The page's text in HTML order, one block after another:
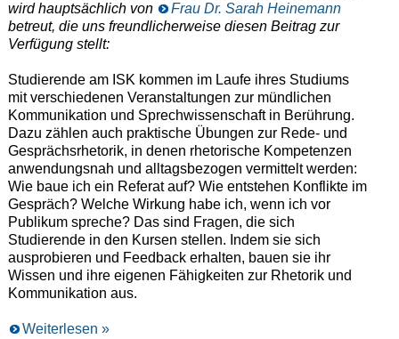
wird hauptsächlich von
Frau Dr. Sarah Heinemann
betreut, die uns freundlicherweise diesen Beitrag zur
Verfügung stellt:
Studierende am ISK kommen im Laufe ihres Studiums
mit verschiedenen Veranstaltungen zur mündlichen
Kommunikation und Sprechwissenschaft in Berührung.
Dazu zählen auch praktische Übungen zur Rede- und
Gesprächsrhetorik, in denen rhetorische Kompetenzen
anwendungsnah und alltagsbezogen vermittelt werden:
Wie baue ich ein Referat auf? Wie entstehen Konflikte im
Gespräch? Welche Wirkung habe ich, wenn ich vor
Publikum spreche? Das sind Fragen, die sich
Studierende in den Kursen stellen. Indem sie sich
ausprobieren und Feedback erhalten, bauen sie ihr
Wissen und ihre eigenen Fähigkeiten zur Rhetorik und
Kommunikation aus.
Weiterlesen »